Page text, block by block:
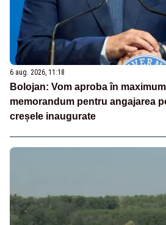
6 aug. 2026, 11:18
Bolojan: Vom aproba în
memorandum pentru angajarea
creșele inaugurate